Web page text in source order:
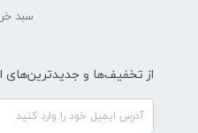
سبد
از تخفیف‌ها و جدیدترین‌های